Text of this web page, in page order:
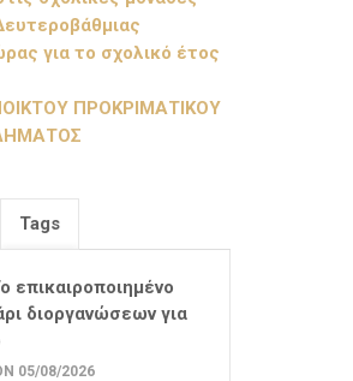
για το σχολικό έτος
ΠΡΟΚΡΙΜΑΤΙΚΟΥ
Tags
επικαιροποιημένο
διοργανώσεων για
05/08/2026